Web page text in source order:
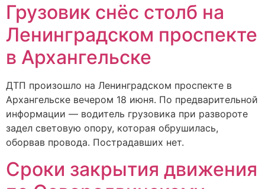
Грузовик снёс столб на
Ленинградском проспекте
в Архангельске
ДТП произошло на Ленинградском проспекте в
Архангельске вечером 18 июня. По предварительной
информации — водитель грузовика при развороте
задел световую опору, которая обрушилась,
оборвав провода. Пострадавших нет.
Сроки закрытия движения